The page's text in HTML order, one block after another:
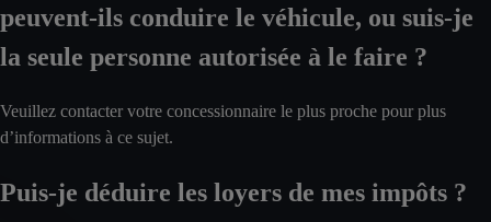
peuvent-ils conduire le véhicule, ou suis-je
la seule personne autorisée à le faire ?
Veuillez contacter votre concessionnaire le plus proche pour plus
d’informations à ce sujet.
Puis-je déduire les loyers de mes impôts ?